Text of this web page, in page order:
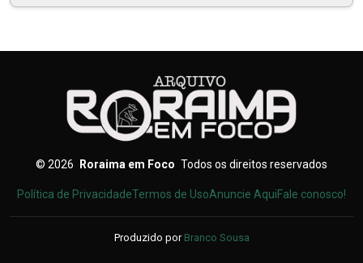
© 2026 Roraima em Foco Todos os direitos reservados
Política de PrivacidadeTermos de UsoAnuncie AquiFale conosco!
Produzido por Branco Sousa